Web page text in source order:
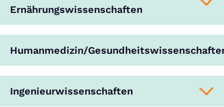
Ernährungswissenschaften
Humanmedizin/
Ingenieurwissenschaften